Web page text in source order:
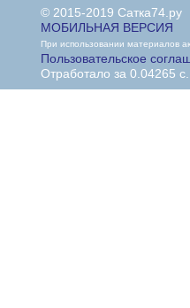
© 2015-2019 Сатка74.ру
МОБИЛЬНАЯ ВЕРСИЯ
При использовании материалов
Пользовательское
Отработало за 0.04265